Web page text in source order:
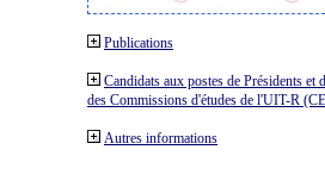
Publications
Candidats aux postes de Présidents et
des Commissions d'études de l'UIT-R
Autres informations